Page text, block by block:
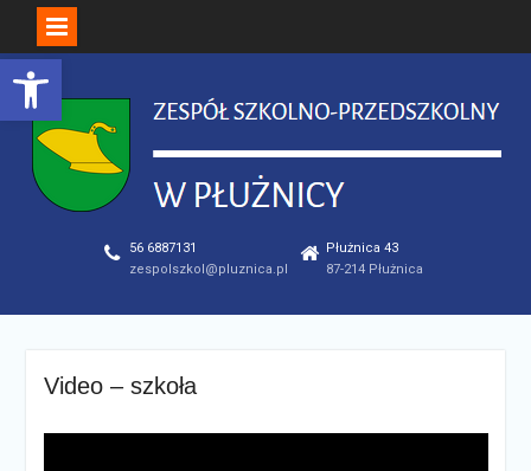
Open toolbar
Skip
to
content
56 6887131
zespolszkol@pluznica.pl
Płużnica 43
87-214 Płużnica
Video – szkoła